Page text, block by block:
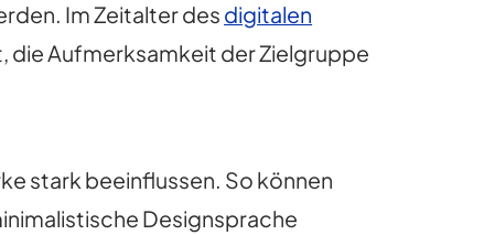
Im Zeitalter des digitalen
die Aufmerksamkeit der Zielgruppe
stark beeinflussen. So können
Designsprache